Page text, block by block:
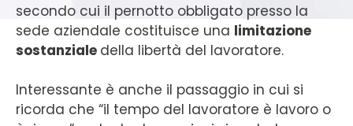
secondo cui il pernotto obbligato presso la
sede aziendale costituisce una limitazione
sostanziale della libertà del lavoratore.
Interessante è anche il passaggio in cui si
ricorda che “il tempo del lavoratore è lavoro o